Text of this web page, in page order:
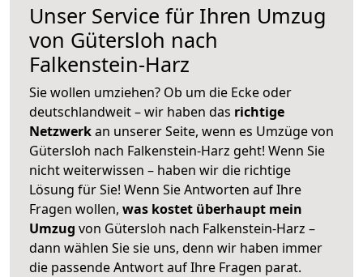
Unser Service für Ihren Umzug
von Gütersloh nach
Falkenstein-Harz
Sie wollen umziehen? Ob um die Ecke oder
deutschlandweit – wir haben das richtige
Netzwerkan unserer Seite, wenn es Umzüge von
Gütersloh nach Falkenstein-Harz geht! Wenn Sie
nicht weiterwissen – haben wir die richtige
Lösung für Sie! Wenn Sie Antworten auf Ihre
Fragen wollen, was kostet überhaupt mein
Umzug von Gütersloh nach Falkenstein-Harz –
dann wählen Sie sie uns, denn wir haben immer
die passende Antwort auf Ihre Fragen parat.